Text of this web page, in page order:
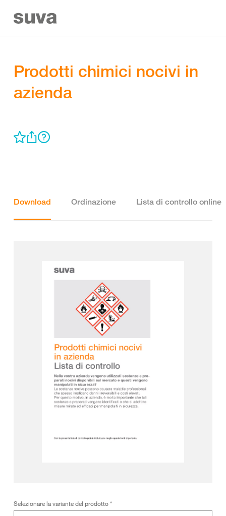
Prodotti chimici nocivi in
azienda
Download Ordinazione Lista di controllo online
Selezionare la variante del prodotto*